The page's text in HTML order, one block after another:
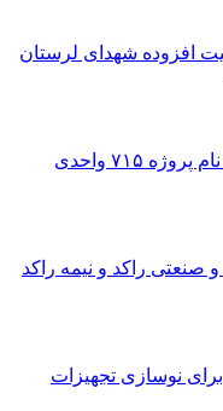
افزوده شهدای لرستان
چشم انتظاری ملت در معمایی به نام پروژه ۷۱۵ واحدی
صنعتی راکد و نیمه راکد
100 میلیونی برای نوسازی تجهیزات